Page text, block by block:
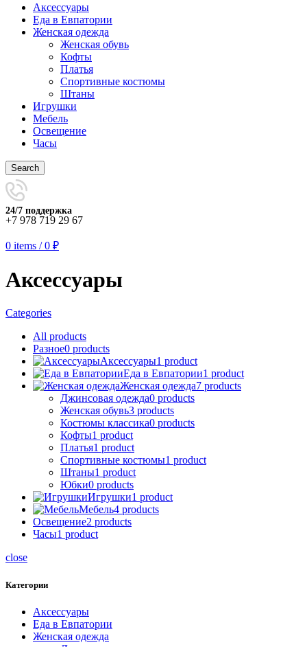
Аксессуары
Еда в Евпатории
Женская одежда
Женская обувь
Кофты
Платья
Спортивные костюмы
Штаны
Игрушки
Мебель
Освещение
Часы
Search
24/7 поддержка
+7 978 719 29 67
0 items / 0 ₽
Аксессуары
Categories
All products
Разное0 products
Аксессуары1 product
Еда в Евпатории1 product
Женская одежда7 products
Джинсовая одежда0 products
Женская обувь3 products
Костюмы классика0 products
Кофты1 product
Платья1 product
Спортивные костюмы1 product
Штаны1 product
Юбки0 products
Игрушки1 product
Мебель4 products
Освещение2 products
Часы1 product
close
Категории
Аксессуары
Еда в Евпатории
Женская одежда